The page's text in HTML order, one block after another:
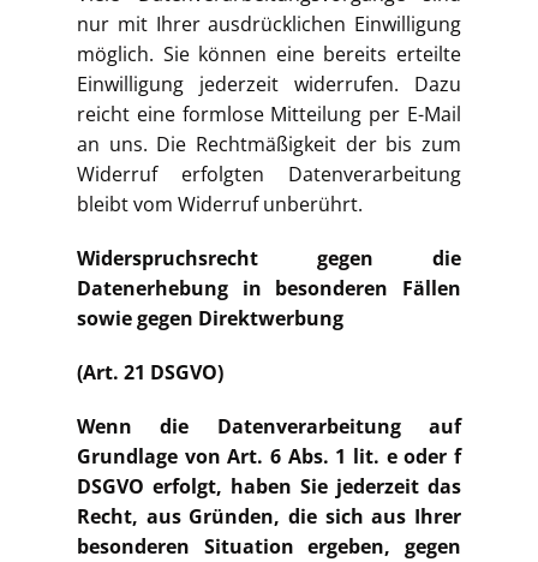
nur mit Ihrer ausdrücklichen Einwilligung
möglich. Sie können eine bereits erteilte
Einwilligung jederzeit widerrufen. Dazu
reicht eine formlose Mitteilung per E-Mail
an uns. Die Rechtmäßigkeit der bis zum
Widerruf erfolgten Datenverarbeitung
bleibt vom Widerruf unberührt.
Widerspruchsrecht gegen die
Datenerhebung in besonderen Fällen
sowie gegen Direktwerbung
(Art. 21 DSGVO)
Wenn die Datenverarbeitung auf
Grundlage von Art. 6 Abs. 1 lit. e oder f
DSGVO erfolgt, haben Sie jederzeit das
Recht, aus Gründen, die sich aus Ihrer
besonderen Situation ergeben, gegen